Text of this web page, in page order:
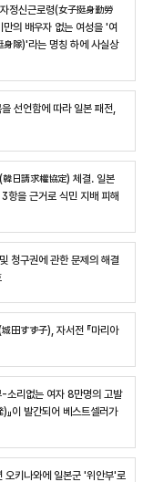
정신근로령(女子挺身勤勞
의 배우자 없는 여성을 '여
身隊)'라는 명칭 하에 사실상
선언함에 따라 일본 패전,
日請求權協定) 체결. 일본
항을 근거로 식민 지배 피해
청구권에 관한 문제의 해결
田すず子), 자서전 『마리아
-소리없는 여자 8만명의 고발
이 발간되어 베스트셀러가
키나와에 일본군 '위안부'로